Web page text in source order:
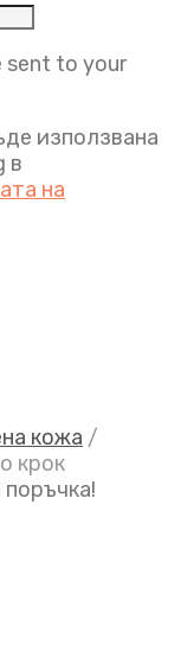
sent to your
използвана
в
на
кожа /
крок